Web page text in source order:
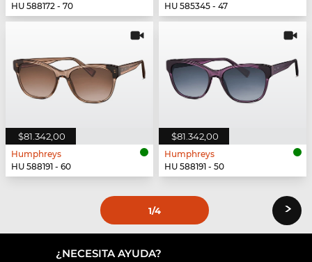
HU 588172 - 70
HU 585345 - 47
$81.342,00
Humphreys
HU 588191 - 60
$81.342,00
Humphreys
HU 588191 - 50
1/4 ›
¿NECESITA AYUDA?